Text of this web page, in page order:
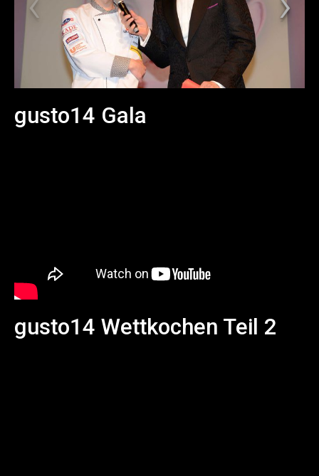
gusto14 Gala
gusto14 Wettkochen Teil 2